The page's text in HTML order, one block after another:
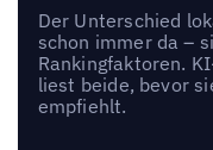
Der Unterschied
schon immer da –
Rankingfaktoren.
liest beide, bevor
empfiehlt.